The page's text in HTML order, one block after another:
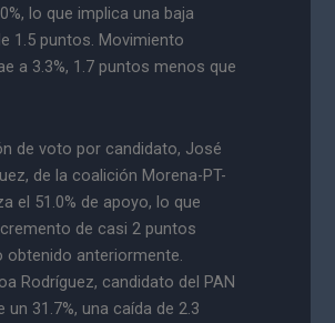
lo que implica una baja
1.5 puntos. Movimiento
a 3.3%, 1.7 puntos menos que
de voto por candidato, José
de la coalición Morena-PT-
el 51.0% de apoyo, lo que
de casi 2 puntos
obtenido anteriormente.
Rodríguez, candidato del PAN
un 31.7%, una caída de 2.3